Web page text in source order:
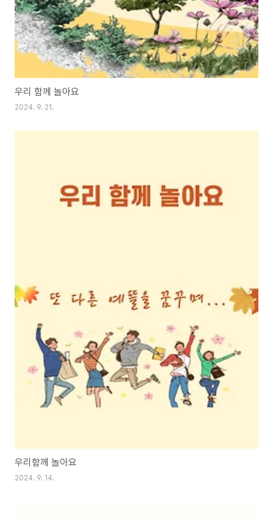
우리 함께 놀아요
2024. 9. 21.
우리함께 놀아요
2024. 9. 14.